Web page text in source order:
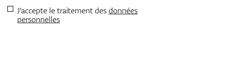
J'accepte le traitement desdonnées
personnelles